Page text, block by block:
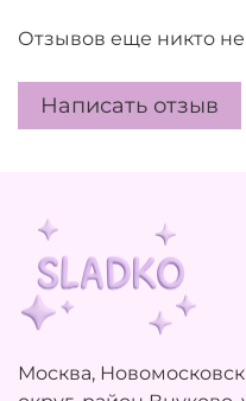
Отзывов еще никто не
Написать отзыв
Москва,